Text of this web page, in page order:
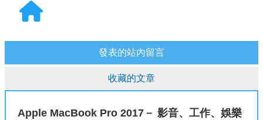
發表的站內留言
收藏的文章
Apple MacBook Pro 2017－ 影音、工作、娛樂